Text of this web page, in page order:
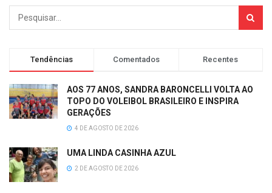
Tendências Comentados Recentes
AOS 77 ANOS, SANDRA BARONCELLI VOLTA AO
TOPO DO VOLEIBOL BRASILEIRO E INSPIRA
GERAÇÕES
4 DE AGOSTO DE 2026
UMA LINDA CASINHA AZUL
2 DE AGOSTO DE 2026